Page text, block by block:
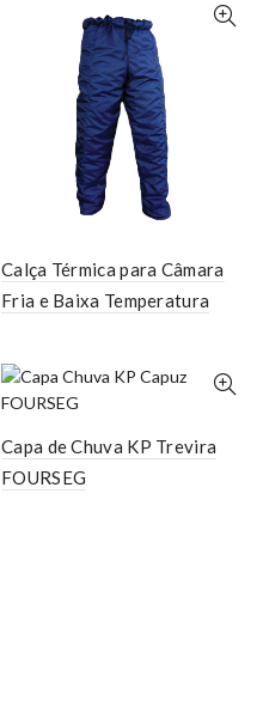
Calça Térmica para Câmara
Fria e Baixa Temperatura
Capa de Chuva KP Trevira
FOURSEG